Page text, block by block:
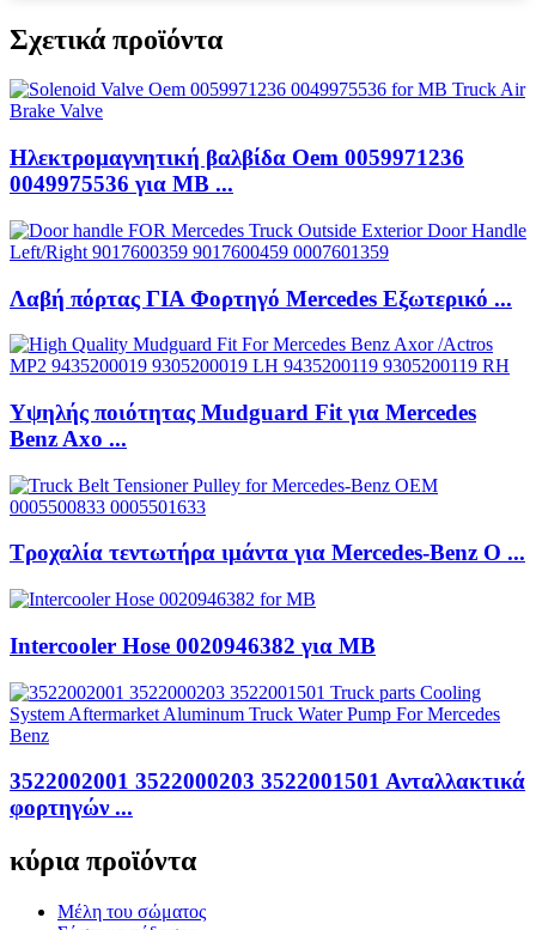
Σχετικά προϊόντα
Ηλεκτρομαγνητική βαλβίδα Oem 0059971236
0049975536 για MB ...
Λαβή πόρτας ΓΙΑ Φορτηγό Mercedes Εξωτερικό ...
Υψηλής ποιότητας Mudguard Fit για Mercedes
Benz Axo ...
Τροχαλία τεντωτήρα ιμάντα για Mercedes-Benz O ...
Intercooler Hose 0020946382 για MB
3522002001 3522000203 3522001501 Ανταλλακτικά
φορτηγών ...
κύρια προϊόντα
Μέλη του σώματος